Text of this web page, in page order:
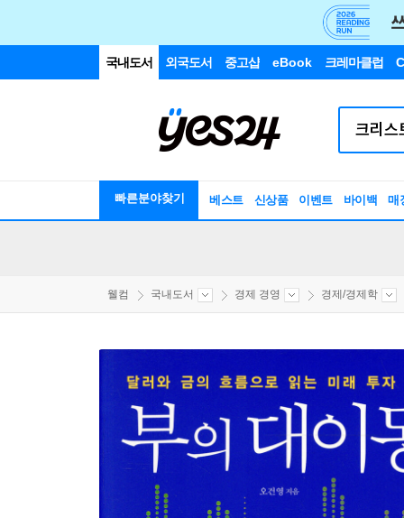
국내도서 외국도서 중고샵 eBook 크레마클럽
빠른분야찾기 베스트 신상품 이벤트 바이백 매
웰컴 국내도서 경제 경영 경제/경제학